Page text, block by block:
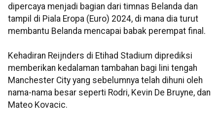
dipercaya menjadi bagian dari timnas Belanda dan
tampil di Piala Eropa (Euro) 2024, di mana dia turut
membantu Belanda mencapai babak perempat final.
Kehadiran Reijnders di Etihad Stadium diprediksi
memberikan kedalaman tambahan bagi lini tengah
Manchester City yang sebelumnya telah dihuni oleh
nama-nama besar seperti Rodri, Kevin De Bruyne, dan
Mateo Kovacic.